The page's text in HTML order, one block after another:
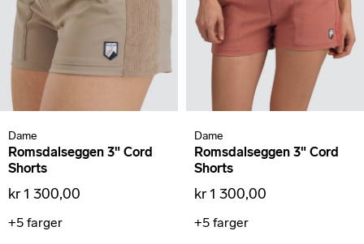
Dame
Romsdalseggen 3" Cord
Shorts
kr 1 300,00
+5 farger
Dame
Romsdalseggen 3" Cord
Shorts
kr 1 300,00
+5 farger